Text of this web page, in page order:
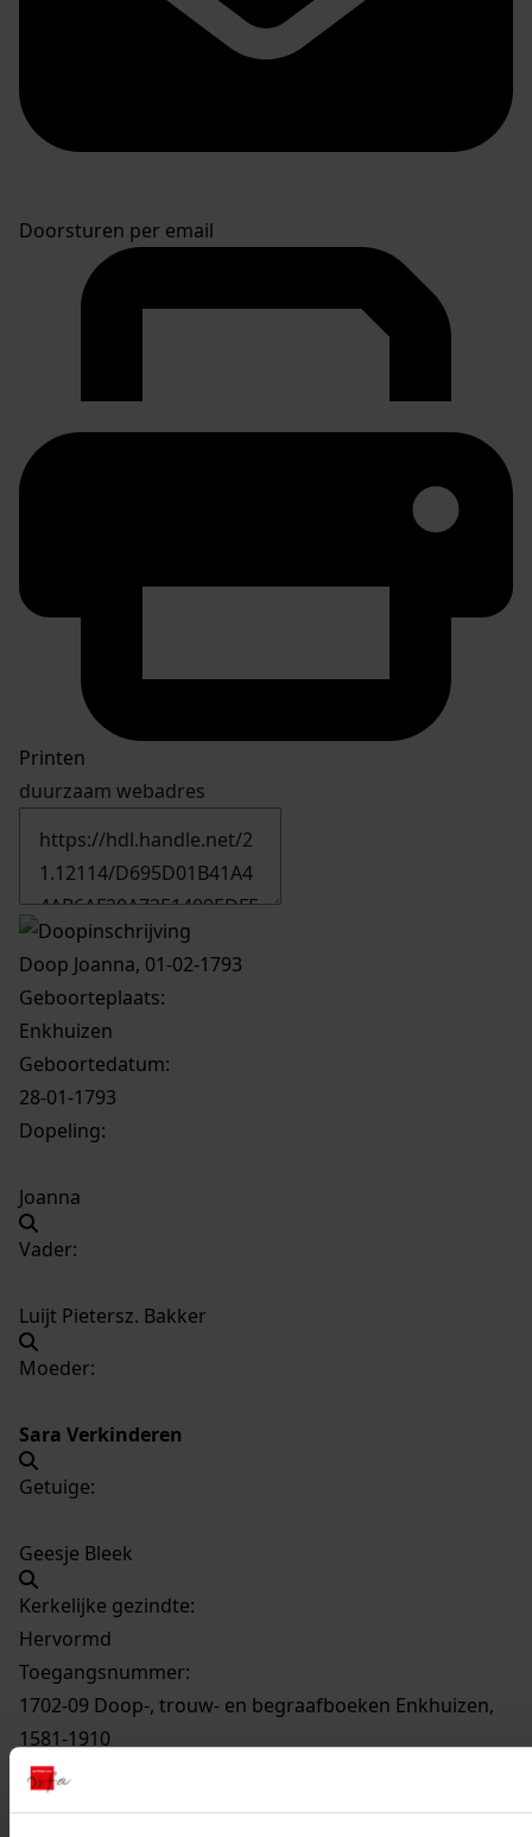
Doorsturen per email
Printen
duurzaam webadres
Doop Joanna, 01-02-1793
Geboorteplaats:
Enkhuizen
Geboortedatum:
28-01-1793
Dopeling:
Joanna
Vader:
Luijt Pietersz. Bakker
Moeder:
Sara Verkinderen
Getuige:
Geesje Bleek
Kerkelijke gezindte:
Hervormd
Toegangsnummer:
1702-09 Doop-, trouw- en begraafboeken Enkhuizen,
1581-1910
Inventarisnummer